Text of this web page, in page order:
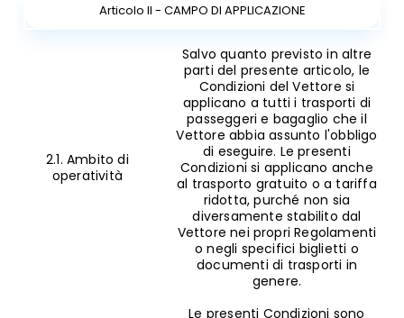
Articolo II - CAMPO DI APPLICAZIONE
2.1. Ambito di
operatività
Salvo quanto previsto in altre
parti del presente articolo, le
Condizioni del Vettore si
applicano a tutti i trasporti di
passeggeri e bagaglio che il
Vettore abbia assunto l'obbligo
di eseguire. Le presenti
Condizioni si applicano anche
al trasporto gratuito o a tariffa
ridotta, purché non sia
diversamente stabilito dal
Vettore nei propri Regolamenti
o negli specifici biglietti o
documenti di trasporti in
genere.
Le presenti Condizioni sono